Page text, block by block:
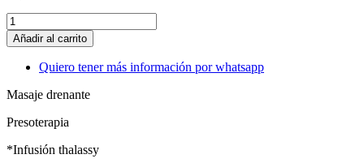
Pack
thalassy
Detox
cantidad
Añadir al carrito
Quiero tener más información por whatsapp
Masaje drenante
Presoterapia
*Infusión thalassy